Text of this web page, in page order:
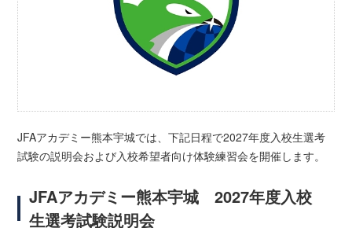
JFAアカデミー熊本宇城では、下記日程で2027年度入校生選考
試験の説明会および入校希望者向け体験練習会を開催します。
JFAアカデミー熊本宇城 2027年度入校
生選考試験説明会